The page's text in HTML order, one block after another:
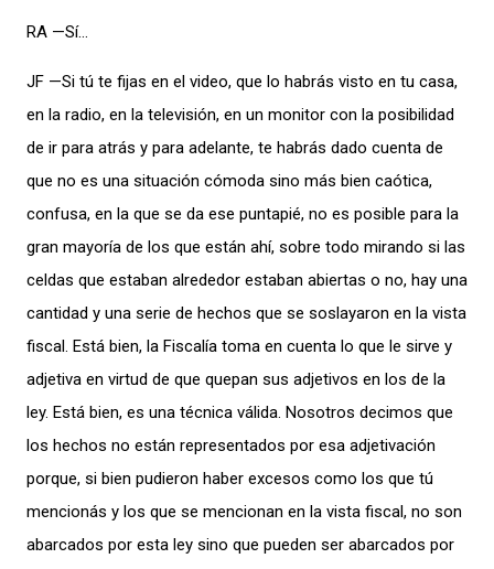
RA —Sí…
JF —Si tú te fijas en el video, que lo habrás visto en tu casa,
en la radio, en la televisión, en un monitor con la posibilidad
de ir para atrás y para adelante, te habrás dado cuenta de
que no es una situación cómoda sino más bien caótica,
confusa, en la que se da ese puntapié, no es posible para la
gran mayoría de los que están ahí, sobre todo mirando si las
celdas que estaban alrededor estaban abiertas o no, hay una
cantidad y una serie de hechos que se soslayaron en la vista
fiscal. Está bien, la Fiscalía toma en cuenta lo que le sirve y
adjetiva en virtud de que quepan sus adjetivos en los de la
ley. Está bien, es una técnica válida. Nosotros decimos que
los hechos no están representados por esa adjetivación
porque, si bien pudieron haber excesos como los que tú
mencionás y los que se mencionan en la vista fiscal, no son
abarcados por esta ley sino que pueden ser abarcados por